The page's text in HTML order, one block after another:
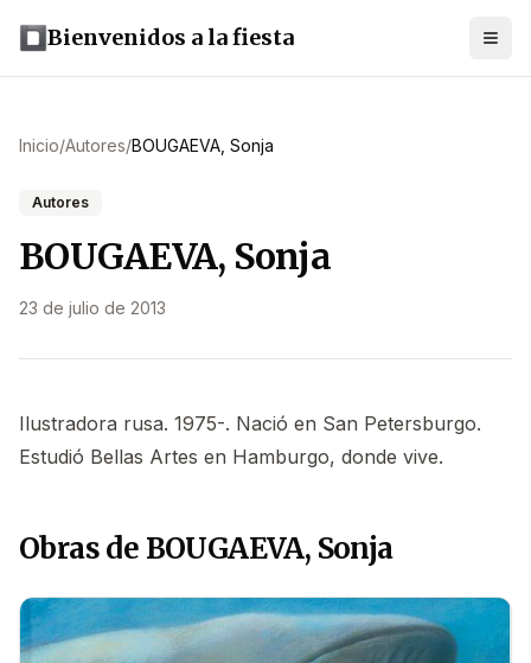
Bienvenidos a la fiesta
Inicio/Autores/BOUGAEVA, Sonja
Autores
BOUGAEVA, Sonja
23 de julio de 2013
Ilustradora rusa. 1975-. Nació en San Petersburgo.
Estudió Bellas Artes en Hamburgo, donde vive.
Obras de BOUGAEVA, Sonja